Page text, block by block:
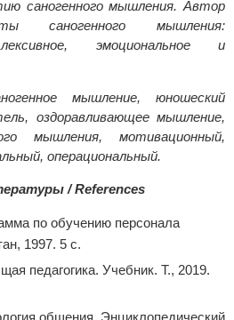
саногенного мышления. Автор
саногенного мышления:
эмоциональное и
мышление, юношеский
оздоравливающее мышление,
мышле­ния, мотивационный,
операциональный.
/ References
по обучению персонала
1997. 5 с.
педагогика. Учебник. Т., 2019.
общения. Энциклопедический